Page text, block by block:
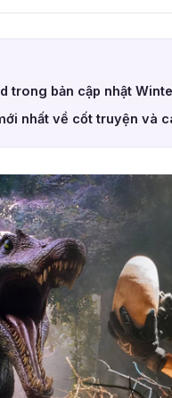
trong bản cập nhật
nhất về cốt truyện và